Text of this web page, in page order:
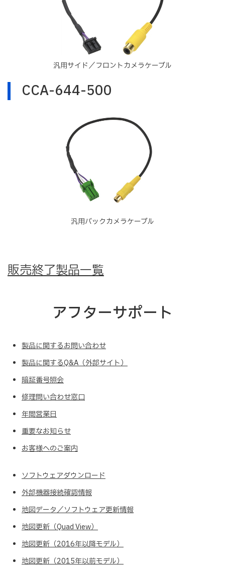
汎用サイド／フロントカメラケーブル
CCA-644-500
汎用バックカメラケーブル
販売終了製品一覧
アフターサポート
製品に関するお問い合わせ
製品に関するQ&A（外部サイト）
暗証番号照会
修理問い合わせ窓口
年間営業日
重要なお知らせ
お客様へのご案内
ソフトウェアダウンロード
外部機器接続確認情報
地図データ／ソフトウェア更新情報
地図更新（Quad View）
地図更新（2016年以降モデル）
地図更新（2015年以前モデル）